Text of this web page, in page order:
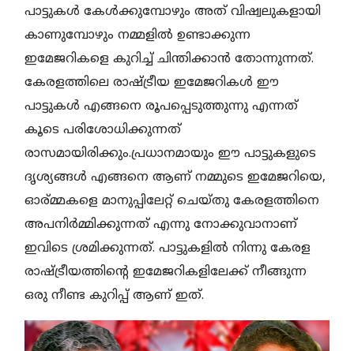
പാട്ടുകൾ കേൾക്കുമ്പോഴും അത് വിഷ്വലുകളായി
കാണുമ്പോഴും നമ്മളിൽ ഉണ്ടാക്കുന്ന
ഇമേജറികളെ കുറിച്ച് ചിന്തിക്കാൻ തോന്നുന്നത്.
കേരളത്തിലെ രാഷ്ട്രീയ ഇമേജറികൾ ഈ
പാട്ടുകൾ എങ്ങനെ രൂപപ്പെടുത്തുന്നു എന്നത്
കൂടെ പരിശോധിക്കുന്നത്
രാസമായിരിക്കും.പ്രധാനമായും ഈ പാട്ടുകളുടെ
ദൃശ്യങ്ങൾ എങ്ങനെ ആണ് നമ്മുടെ ഇമേജറിയെ,
ഓര്മ്മകളെ മാനുപ്പിലേറ്റ് ചെയ്തു കേരളത്തിനെ
അപനിർമ്മിക്കുന്നത് എന്നു നോക്കുവാനാണ്
ഇവിടെ ശ്രമിക്കുന്നത്. പാട്ടുകളിൽ നിന്നു കേരള
രാഷ്ട്രീയത്തിന്റെ ഇമേജറികളിലേക്ക് നീങ്ങുന്ന
ഒരു നീണ്ട കുറിപ്പ് ആണ് ഇത്.